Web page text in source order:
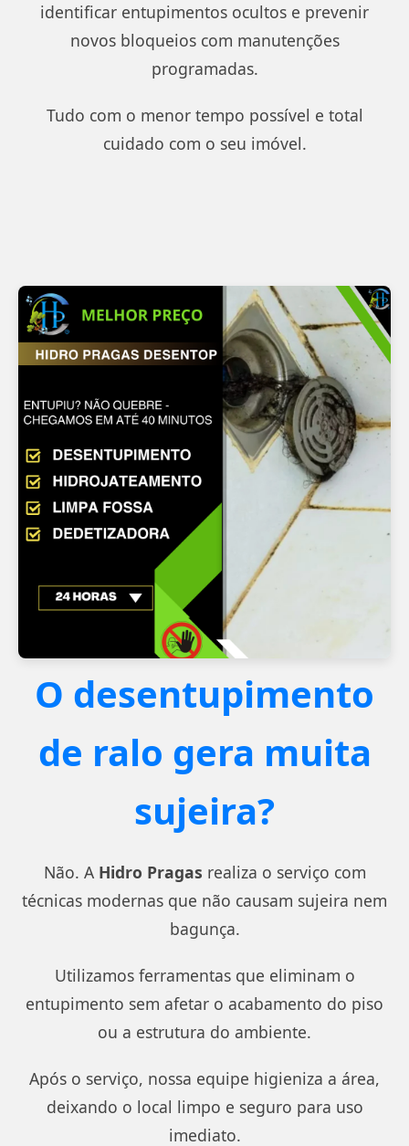
identificar entupimentos ocultos e prevenir
novos bloqueios com manutenções
programadas.
Tudo com o menor tempo possível e total
cuidado com o seu imóvel.
O desentupimento
de ralo gera muita
sujeira?
Não. A Hidro Pragas realiza o serviço com
técnicas modernas que não causam sujeira nem
bagunça.
Utilizamos ferramentas que eliminam o
entupimento sem afetar o acabamento do piso
ou a estrutura do ambiente.
Após o serviço, nossa equipe higieniza a área,
deixando o local limpo e seguro para uso
imediato.